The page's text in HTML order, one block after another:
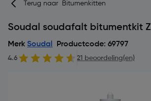
Terug naar Bitumenkitten
Soudal soudafalt bitumentkit
Merk Soudal Productcode: 69797
4.6 21 beoordeling(en)